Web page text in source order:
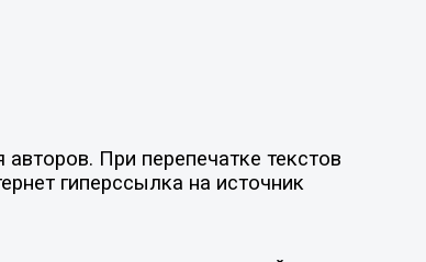
При перепечатке текстов
гиперссылка на источник